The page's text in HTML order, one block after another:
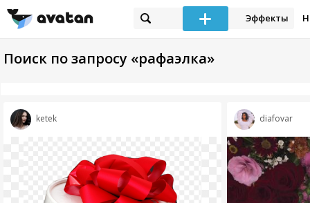
Эффекты
Поиск по запросу «рафаэлка»
ketek diafovar